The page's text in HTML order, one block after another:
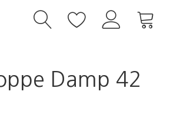
Damp 42